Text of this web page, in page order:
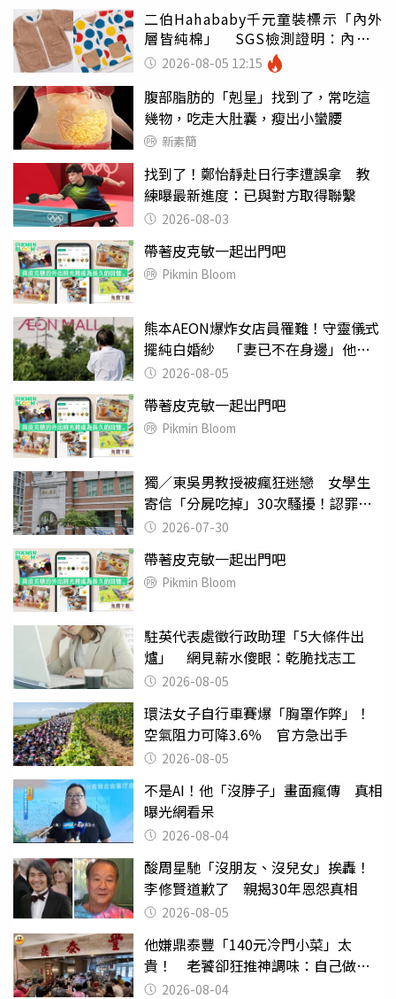
二伯Hahababy千元童裝標示「內外
層皆純棉」 SGS檢測證明：內裡
100%聚酯纖維
2026-08-05 12:15
腹部脂肪的「剋星」找到了，常吃這
幾物，吃走大肚囊，瘦出小蠻腰
新素簡
找到了！鄭怡靜赴日行李遭誤拿 教
練曝最新進度：已與對方取得聯繫
2026-08-03
帶著皮克敏一起出門吧
Pikmin Bloom
熊本AEON爆炸女店員罹難！守靈儀式
擺純白婚紗 「妻已不在身邊」他淚
喊：無法想像
2026-08-05
帶著皮克敏一起出門吧
Pikmin Bloom
獨／東吳男教授被瘋狂迷戀 女學生
寄信「分屍吃掉」30次騷擾！認罪免
關 2026-07-30
帶著皮克敏一起出門吧
Pikmin Bloom
駐英代表處徵行政助理「5大條件出
爐」 網見薪水傻眼：乾脆找志工
2026-08-05
環法女子自行車賽爆「胸罩作弊」！
空氣阻力可降3.6％ 官方急出手
2026-08-05
不是AI！他「沒脖子」畫面瘋傳 真相
曝光網看呆
2026-08-04
酸周星馳「沒朋友、沒兒女」挨轟！
李修賢道歉了 親揭30年恩怨真相
2026-08-05
他嫌鼎泰豐「140元冷門小菜」太
貴！ 老饕卻狂推神調味：自己做不
出來2026-08-04